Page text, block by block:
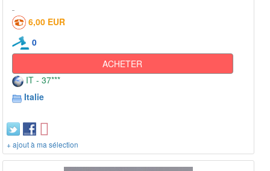
6,00 EUR
0
ACHETER
IT - 37***
Italie
+ ajout à ma sélection